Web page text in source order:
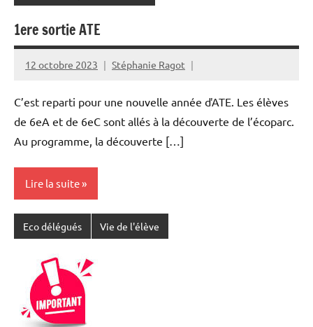
1ere sortie ATE
12 octobre 2023 Stéphanie Ragot
C’est reparti pour une nouvelle année ďATE. Les élèves
de 6eA et de 6eC sont allés à la découverte de l’écoparc.
Au programme, la découverte […]
Lire la suite
Eco délégués Vie de l'élève